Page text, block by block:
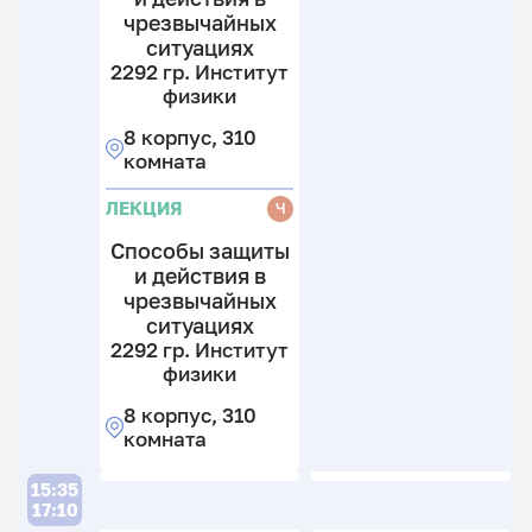
чрезвычайных
ситуациях
2292 гр. Институт
физики
8 корпус, 310
комната
ЛЕКЦИЯ Ч
Способы защиты
и действия в
чрезвычайных
ситуациях
2292 гр. Институт
физики
8 корпус, 310
комната
15:35
17:10